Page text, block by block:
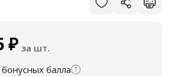
₽ за шт.
бонусных балла